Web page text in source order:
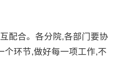
合。各分院,各部门要协
个环节,做好每一项工作,不